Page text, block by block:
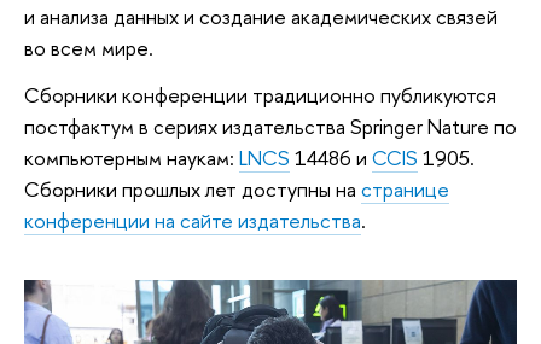
и анализа данных и создание академических связей
во всем мире.
Сборники конференции традиционно публикуются
постфактум в сериях издательства Springer Nature по
компьютерным наукам: LNCS 14486 и CCIS 1905.
Сборники прошлых лет доступны на странице
конференции на сайте издательства.